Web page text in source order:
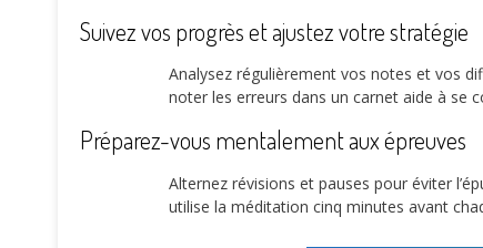
Suivez vos progrès et ajustez votre stratégie
Analysez régulièrement vos notes et vos
noter les erreurs dans un carnet aide à se
Préparez-vous mentalement aux épreuves
Alternez révisions et pauses pour éviter
utilise la méditation cinq minutes avant